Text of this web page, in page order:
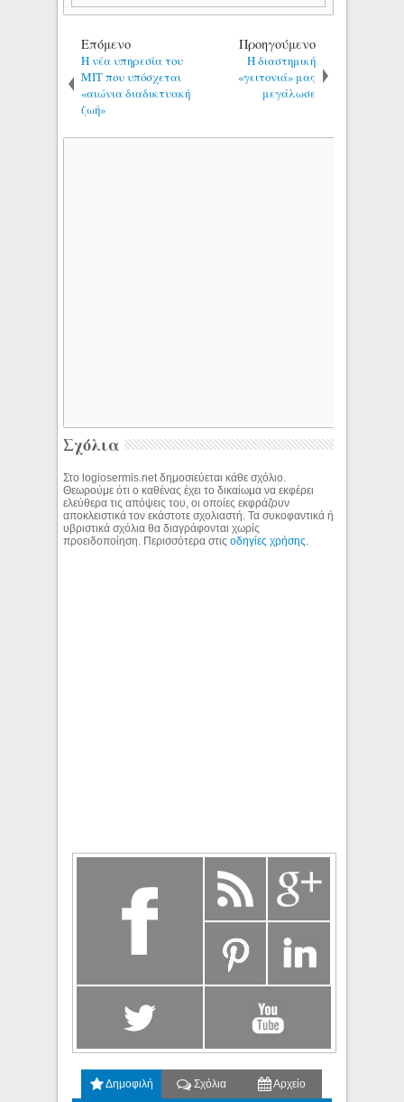
Επόμενο
Η νέα υπηρεσία του
ΜΙΤ που υπόσχεται
«αιώνια διαδικτυακή
ζωή»
Προηγούμενο
Η διαστημική
«γειτονιά» μας
μεγάλωσε
Σχόλια
Στο logiosermis.net δημοσιεύεται κάθε σχόλιο.
Θεωρούμε ότι ο καθένας έχει το δικαίωμα να εκφέρει
ελεύθερα τις απόψεις του, οι οποίες εκφράζουν
αποκλειστικά τον εκάστοτε σχολιαστή. Τα συκοφαντικά ή
υβριστικά σχόλια θα διαγράφονται χωρίς
προειδοποίηση. Περισσότερα στιςοδηγίες χρήσης.
Δημοφιλή Σχόλια Αρχείο